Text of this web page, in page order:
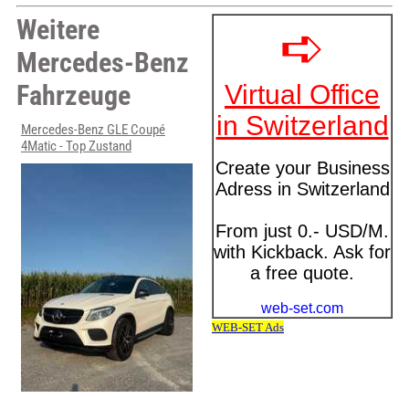
Weitere
Mercedes-Benz
Fahrzeuge
Mercedes-Benz GLE Coupé
4Matic - Top Zustand